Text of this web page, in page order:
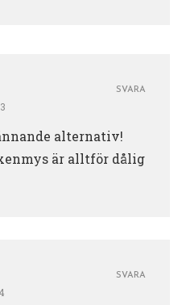
alternativ!
är alltför dålig
SVARA
SVARA